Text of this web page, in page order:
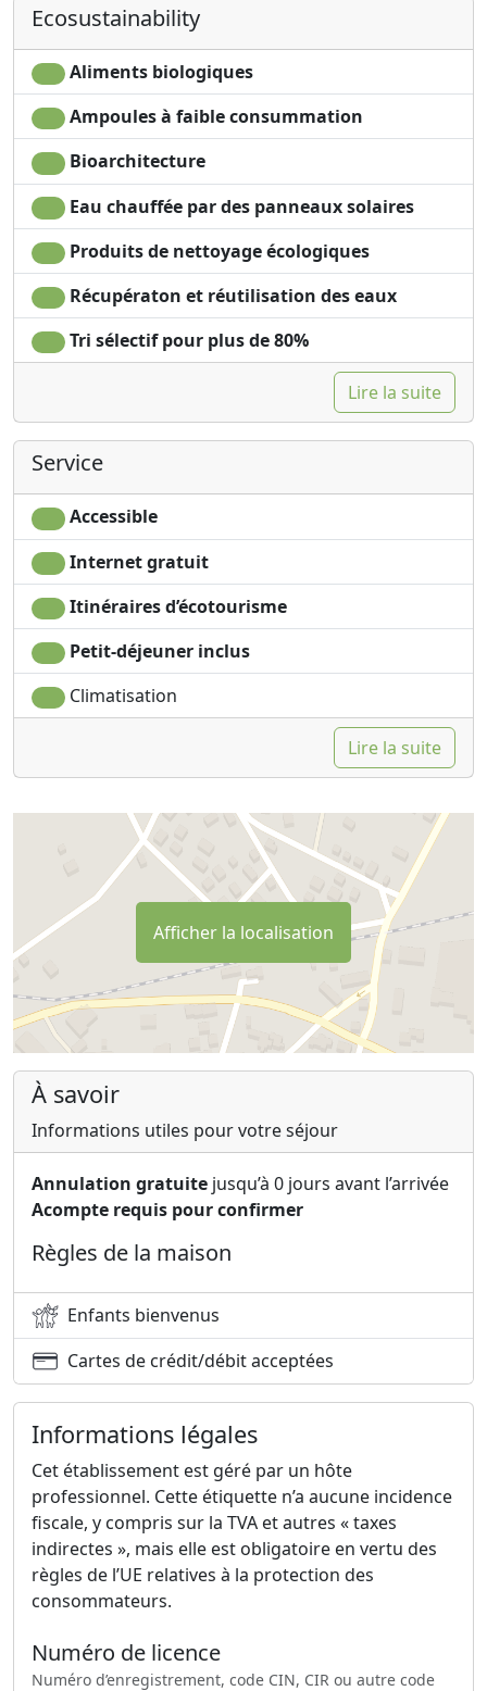
l'énergie
Ecosustainability
Aliments biologiques
Ampoules à faible consummation
Bioarchitecture
Eau chauffée par des panneaux solaires
Produits de nettoyage écologiques
Récupératon et réutilisation des eaux
Tri sélectif pour plus de 80%
Lire la suite
Service
Accessible
Internet gratuit
Itinéraires d’écotourisme
Petit-déjeuner inclus
Climatisation
Lire la suite
Afficher la localisation
À savoir
Informations utiles pour votre séjour
Annulation gratuite jusqu’à 0 jours avant l’arrivée
Acompte requis pour confirmer
Règles de la maison
Enfants bienvenus
Cartes de crédit/débit acceptées
Informations légales
Cet établissement est géré par un hôte
professionnel. Cette étiquette n’a aucune incidence
fiscale, y compris sur la TVA et autres « taxes
indirectes », mais elle est obligatoire en vertu des
règles de l’UE relatives à la protection des
consommateurs.
Numéro de licence
Numéro d’enregistrement, code CIN, CIR ou autre code